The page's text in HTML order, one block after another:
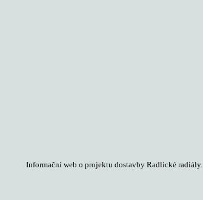
Informační web o projektu dostavby Radlické radiály.